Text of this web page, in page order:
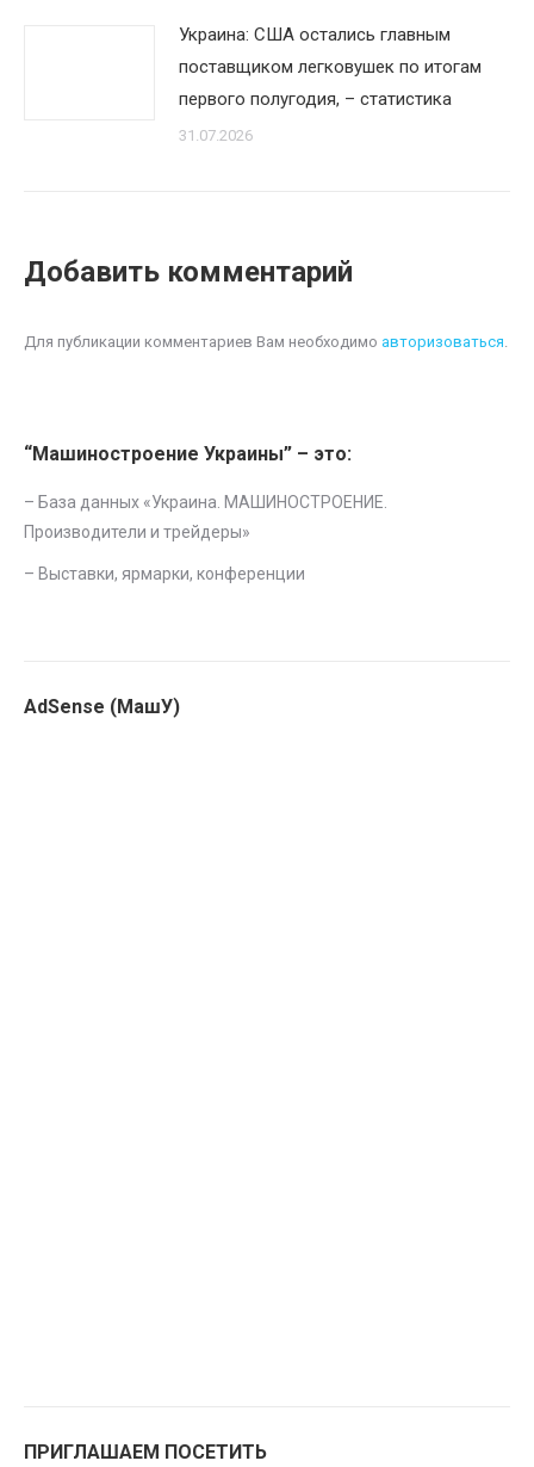
Украина: США остались главным
поставщиком легковушек по итогам
первого полугодия, – статистика
31.07.2026
Добавить комментарий
Для публикации комментариев Вам необходимо авторизоваться.
“Машиностроение Украины” – это:
– База данных «Украина. МАШИНОСТРОЕНИЕ.
Производители и трейдеры»
– Выставки, ярмарки, конференции
AdSense (МашУ)
ПРИГЛАШАЕМ ПОСЕТИТЬ